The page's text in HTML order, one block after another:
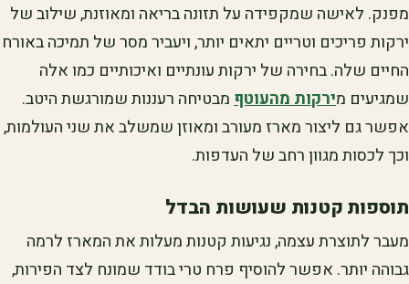
מפנק. לאישה שמקפידה על תזונה בריאה ומאוזנת, שילוב של
ירקות פריכים וטריים יתאים יותר, ויעביר מסר של תמיכה באורח
החיים שלה. בחירה של ירקות עונתיים ואיכותיים כמו אלה
שמגיעים מירקות מהעוטףמבטיחה רעננות שמורגשת היטב.
אפשר גם ליצור מארז מעורב ומאוזן שמשלב את שני העולמות,
וכך לכסות מגוון רחב של העדפות.
תוספות קטנות שעושות הבדל
מעבר לתוצרת עצמה, נגיעות קטנות מעלות את המארז לרמה
גבוהה יותר. אפשר להוסיף פרח טרי בודד שמונח לצד הפירות,